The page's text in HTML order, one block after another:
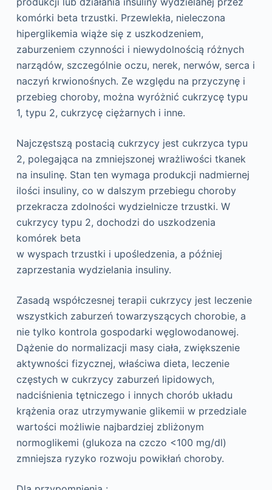
komórki beta trzustki. Przewlekła, nieleczona
hiperglikemia wiąże się z uszkodzeniem,
zaburzeniem czynności i niewydolnością różnych
narządów, szczególnie oczu, nerek, nerwów, serca i
naczyń krwionośnych. Ze względu na przyczynę i
przebieg choroby, można wyróżnić cukrzycę typu
1, typu 2, cukrzycę ciężarnych i inne.
Najczęstszą postacią cukrzycy jest cukrzyca typu
2, polegająca na zmniejszonej wrażliwości tkanek
na insulinę. Stan ten wymaga produkcji nadmiernej
ilości insuliny, co w dalszym przebiegu choroby
przekracza zdolności wydzielnicze trzustki. W
cukrzycy typu 2, dochodzi do uszkodzenia
komórek beta
w wyspach trzustki i upośledzenia, a później
zaprzestania wydzielania insuliny.
Zasadą współczesnej terapii cukrzycy jest leczenie
wszystkich zaburzeń towarzyszących chorobie, a
nie tylko kontrola gospodarki węglowodanowej.
Dążenie do normalizacji masy ciała, zwiększenie
aktywności fizycznej, właściwa dieta, leczenie
częstych w cukrzycy zaburzeń lipidowych,
nadciśnienia tętniczego i innych chorób układu
krążenia oraz utrzymywanie glikemii w przedziale
wartości możliwie najbardziej zbliżonym
normoglikemi (glukoza na czczo <100 mg/dl)
zmniejsza ryzyko rozwoju powikłań choroby.